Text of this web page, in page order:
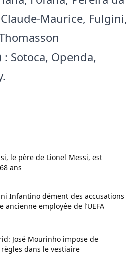
Maurice, Fulgini,
: Sotoca, Openda,
le père de Lionel Messi, est
ans
Infantino dément des accusations
ancienne employée de l’UEFA
José Mourinho impose de
dans le vestiaire